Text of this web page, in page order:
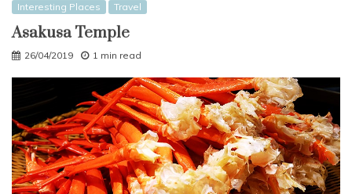
Interesting Places
Travel
Asakusa Temple
26/04/2019 1 min read